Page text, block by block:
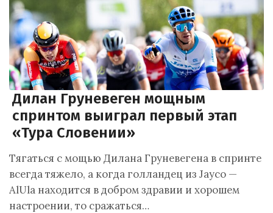
Дилан Груневеген мощным
спринтом выиграл первый этап
«Тура Словении»
Тягаться с мощью Дилана Груневегена в спринте
всегда тяжело, а когда голландец из Jayco —
AlUla находится в добром здравии и хорошем
настроении, то сражаться…